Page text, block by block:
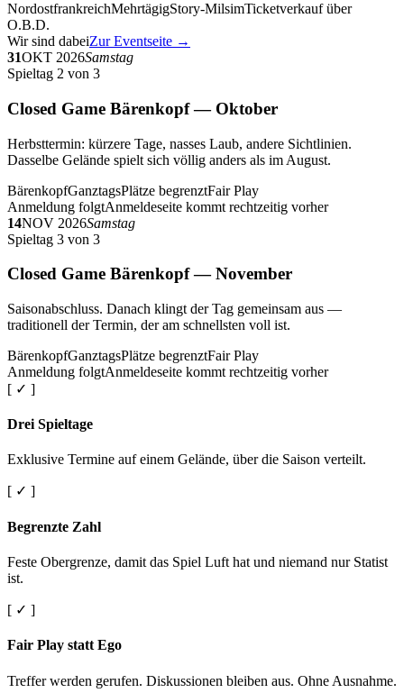
NordostfrankreichMehrtägigStory-MilsimTicketverkauf über
O.B.D.
Wir sind dabeiZur Eventseite →
31OKT 2026Samstag
Spieltag 2 von 3
Closed Game Bärenkopf — Oktober
Herbsttermin: kürzere Tage, nasses Laub, andere Sichtlinien.
Dasselbe Gelände spielt sich völlig anders als im August.
BärenkopfGanztagsPlätze begrenztFair Play
Anmeldung folgtAnmeldeseite kommt rechtzeitig vorher
14NOV 2026Samstag
Spieltag 3 von 3
Closed Game Bärenkopf — November
Saisonabschluss. Danach klingt der Tag gemeinsam aus —
traditionell der Termin, der am schnellsten voll ist.
BärenkopfGanztagsPlätze begrenztFair Play
Anmeldung folgtAnmeldeseite kommt rechtzeitig vorher
[ ✓ ]
Drei Spieltage
Exklusive Termine auf einem Gelände, über die Saison verteilt.
[ ✓ ]
Begrenzte Zahl
Feste Obergrenze, damit das Spiel Luft hat und niemand nur Statist
ist.
[ ✓ ]
Fair Play statt Ego
Treffer werden gerufen. Diskussionen bleiben aus. Ohne Ausnahme.